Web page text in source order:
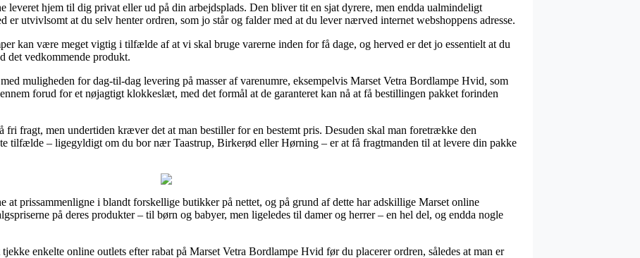
leveret hjem til dig privat eller ud på din arbejdsplads. Den bliver tit en sjat dyrere, men endda ualmindeligt
er utvivlsomt at du selv henter ordren, som jo står og falder med at du lever nærved internet webshoppens adresse.
kan være meget vigtig i tilfælde af at vi skal bruge varerne inden for få dage, og herved er det jo essentielt at du
det vedkommende produkt.
muligheden for dag-til-dag levering på masser af varenumre, eksempelvis Marset Vetra Bordlampe Hvid, som
forud for et nøjagtigt klokkeslæt, med det formål at de garanteret kan nå at få bestillingen pakket forinden
fri fragt, men undertiden kræver det at man bestiller for en bestemt pris. Desuden skal man foretrække den
tilfælde – ligegyldigt om du bor nær Taastrup, Birkerød eller Hørning – er at få fragtmanden til at levere din pakke
at prissammenligne i blandt forskellige butikker på nettet, og på grund af dette har adskillige Marset online
på deres produkter – til børn og babyer, men ligeledes til damer og herrer – en hel del, og endda nogle
enkelte online outlets efter rabat på Marset Vetra Bordlampe Hvid før du placerer ordren, således at man er